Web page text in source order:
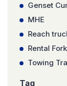
Genset
MHE
Reach
Rental
Towing
Tag